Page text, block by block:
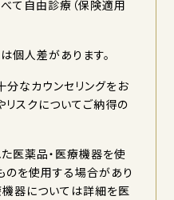
て自由診療（保険適用
個人差があります。
分なカウンセリングをお
リスクについてご納得の
医薬品・医療機器を使
のを使用する場合があり
機器については詳細を医